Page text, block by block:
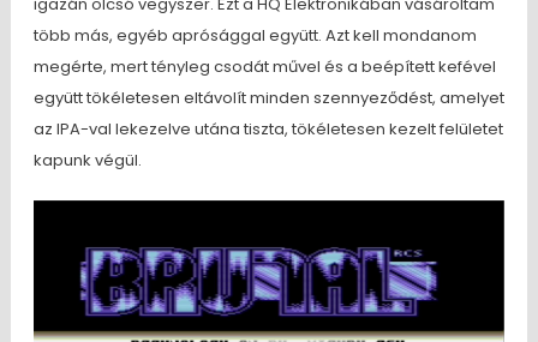
több más, egyéb aprósággal együtt. Azt kell mondanom
megérte, mert tényleg csodát művel és a beépített kefével
együtt tökéletesen eltávolít minden szennyeződést, amelyet
az IPA-val lekezelve utána tiszta, tökéletesen kezelt felületet
kapunk végül.